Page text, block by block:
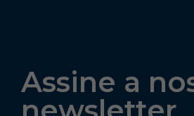
Assine a